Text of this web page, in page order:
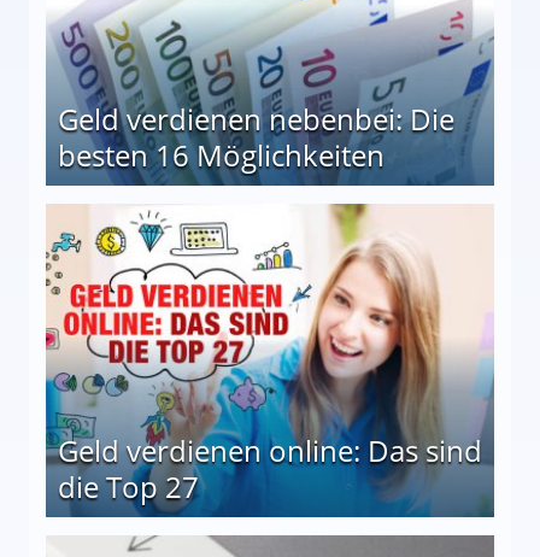
Geld verdienen nebenbei: Die
besten 16 Möglichkeiten
Geld verdienen online: Das sind
die Top 27